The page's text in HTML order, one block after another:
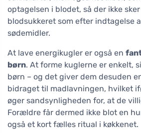
optagelsen i blodet, så der ikke
blodsukkeret som efter indtagelse
sødemidler.
At lave energikugler er også en
børn. At forme kuglerne er enkelt,
børn – og det giver dem desuden
bidraget til madlavningen, hvilket
øger sandsynligheden for, at de
Forældre får dermed ikke blot en
også et kort fælles ritual i køkkenet.